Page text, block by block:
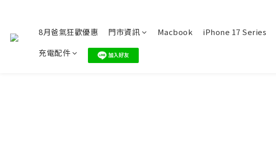
8月爸氣狂歡優惠 門市資訊 Macbook iPhone 17 Series
充電配件